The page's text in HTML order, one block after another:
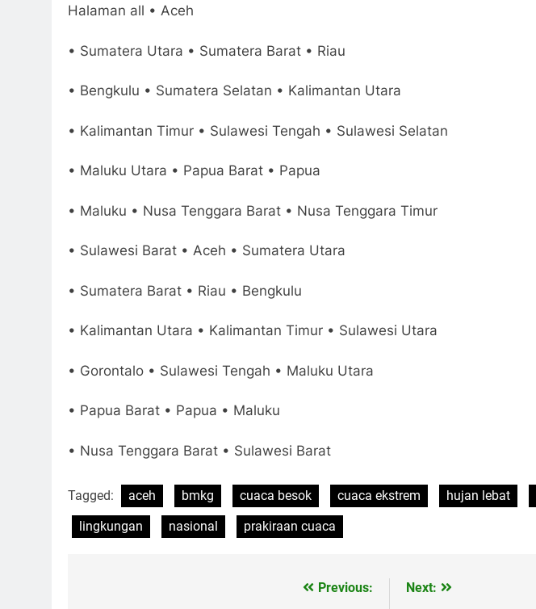
Halaman all • Aceh
• Sumatera Utara • Sumatera Barat • Riau
• Bengkulu • Sumatera Selatan • Kalimantan Utara
• Kalimantan Timur • Sulawesi Tengah • Sulawesi Selatan
• Maluku Utara • Papua Barat • Papua
• Maluku • Nusa Tenggara Barat • Nusa Tenggara Timur
• Sulawesi Barat • Aceh • Sumatera Utara
• Sumatera Barat • Riau • Bengkulu
• Kalimantan Utara • Kalimantan Timur • Sulawesi Utara
• Gorontalo • Sulawesi Tengah • Maluku Utara
• Papua Barat • Papua • Maluku
• Nusa Tenggara Barat • Sulawesi Barat
Tagged: aceh bmkg cuaca besok cuaca ekstrem hujan lebat
lingkungan
nasional prakiraan cuaca
Previous:
Next: